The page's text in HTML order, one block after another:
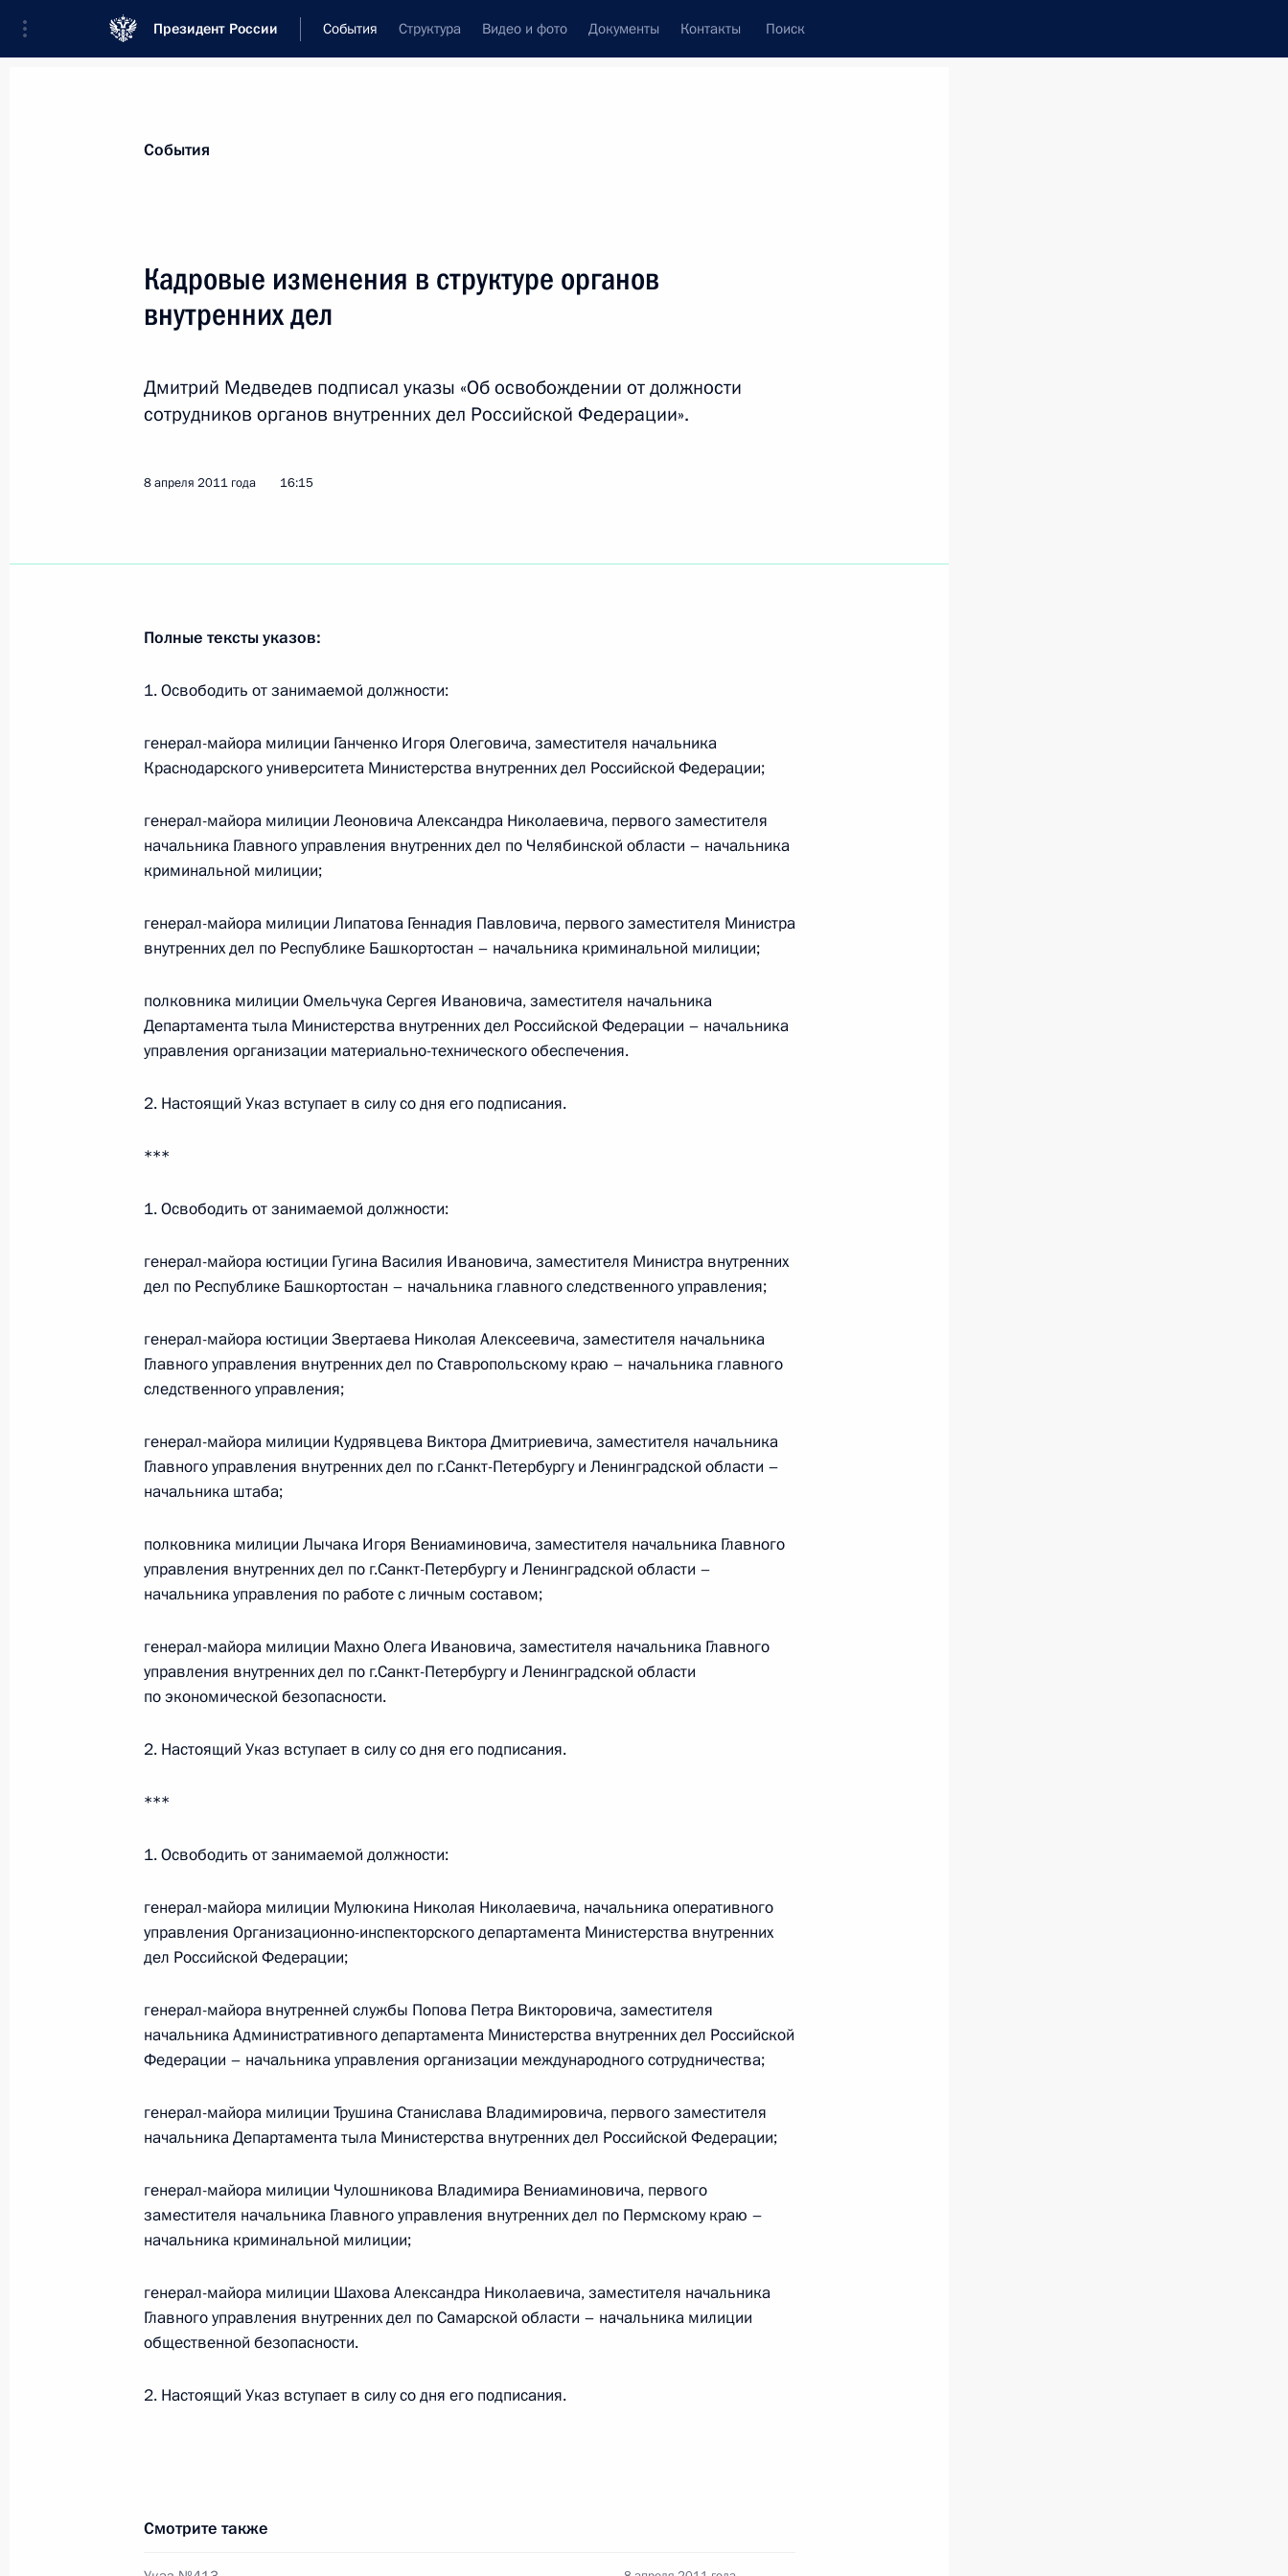
Президент России События Структура Видео и фото Документы Контакты Поиск
Новости
Все комиссии и советы
Показать следующие материалы
12 апреля 2011 года, вторник
отрасли
11 апреля 2011 года, понедельник
Президент подписал указы о присвоении специальных званий
и назначении на должность сотрудников органов внутренних дел
11 апреля 2011 года, 10:00
Утверждён перечень поручений по итогам заседания Комиссии
по модернизации и технологическому развитию экономики
России
Поручение о реализации Плана мероприятий
2013 годы
8 апреля 2011 года, пятница
Кадровые изменения в структуре органов внутренних дел
8 апреля 2011 года, 16:15
7 апреля 2011 года, четверг
Об исполнении поручения Президента о разработке единой
на многоквартирные дома
7 апреля 2011 года, 18:00
муниципальных образований правом принимать меры,
ситуаций
Распоряжение о Комиссии по развитию системы поиска
и совершенствованию проведения ЕГЭ
7 апреля 2011 года, 11:20
Заседание Комиссии по проведению внеочередной аттестации
7 апреля 2011 года, 10:00 Москва, Кремль
5 апреля 2011 года, вторник
Президент произвёл назначения на должности руководящих
сотрудников органов внутренних дел ряда регионов
5 апреля 2011 года, 13:10
5 апреля 2011 года, 13:00
События
Кадровые изменения в структуре органов
внутренних дел
Дмитрий Медведев подписал указы «Об освобождении от должности
сотрудников органов внутренних дел Российской Федерации».
8 апреля 2011 года 16:15
Полные тексты указов:
1. Освободить от занимаемой должности:
генерал-майора милиции Ганченко Игоря Олеговича, заместителя начальника
Краснодарского университета Министерства внутренних дел Российской Федерации;
генерал-майора милиции Леоновича Александра Николаевича, первого заместителя
начальника Главного управления внутренних дел по Челябинской области – начальника
криминальной милиции;
генерал-майора милиции Липатова Геннадия Павловича, первого заместителя Министра
внутренних дел по Республике Башкортостан – начальника криминальной милиции;
полковника милиции Омельчука Сергея Ивановича, заместителя начальника
Департамента тыла Министерства внутренних дел Российской Федерации – начальника
управления организации материально-технического обеспечения.
2. Настоящий Указ вступает в силу со дня его подписания.
***
1. Освободить от занимаемой должности:
генерал-майора юстиции Гугина Василия Ивановича, заместителя Министра внутренних
дел по Республике Башкортостан – начальника главного следственного управления;
генерал-майора юстиции Звертаева Николая Алексеевича, заместителя начальника
Главного управления внутренних дел по Ставропольскому краю – начальника главного
следственного управления;
генерал-майора милиции Кудрявцева Виктора Дмитриевича, заместителя начальника
Главного управления внутренних дел по г.Санкт-Петербургу и Ленинградской области –
начальника штаба;
полковника милиции Лычака Игоря Вениаминовича, заместителя начальника Главного
управления внутренних дел по г.Санкт-Петербургу и Ленинградской области –
начальника управления по работе с личным составом;
генерал-майора милиции Махно Олега Ивановича, заместителя начальника Главного
управления внутренних дел по г.Санкт-Петербургу и Ленинградской области
по экономической безопасности.
2. Настоящий Указ вступает в силу со дня его подписания.
***
1. Освободить от занимаемой должности:
генерал-майора милиции Мулюкина Николая Николаевича, начальника оперативного
управления Организационно-инспекторского департамента Министерства внутренних
дел Российской Федерации;
генерал-майора внутренней службы Попова Петра Викторовича, заместителя
начальника Административного департамента Министерства внутренних дел Российской
Федерации – начальника управления организации международного сотрудничества;
генерал-майора милиции Трушина Станислава Владимировича, первого заместителя
начальника Департамента тыла Министерства внутренних дел Российской Федерации;
генерал-майора милиции Чулошникова Владимира Вениаминовича, первого
заместителя начальника Главного управления внутренних дел по Пермскому краю –
начальника криминальной милиции;
генерал-майора милиции Шахова Александра Николаевича, заместителя начальника
Главного управления внутренних дел по Самарской области – начальника милиции
общественной безопасности.
2. Настоящий Указ вступает в силу со дня его подписания.
Смотрите также